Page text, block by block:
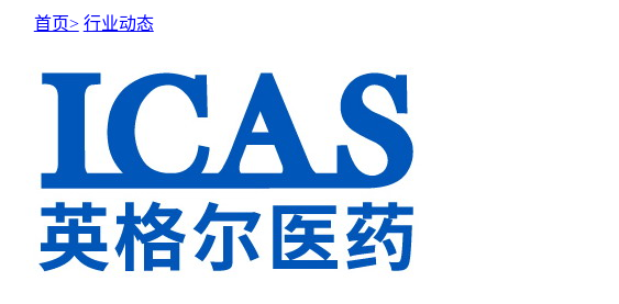
首页> 行业动态